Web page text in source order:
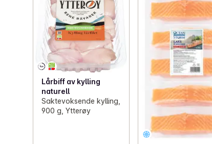
Lårbiff av kylling
naturell
Saktevoksende kylling,
900 g, Ytterøy